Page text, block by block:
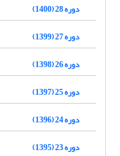
دوره 28 (1400)
دوره 27 (1399)
دوره 26 (1398)
دوره 25 (1397)
دوره 24 (1396)
دوره 23 (1395)